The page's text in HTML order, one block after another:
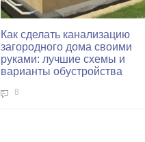
Как сделать канализацию
загородного дома своими
руками: лучшие схемы и
варианты обустройства
8